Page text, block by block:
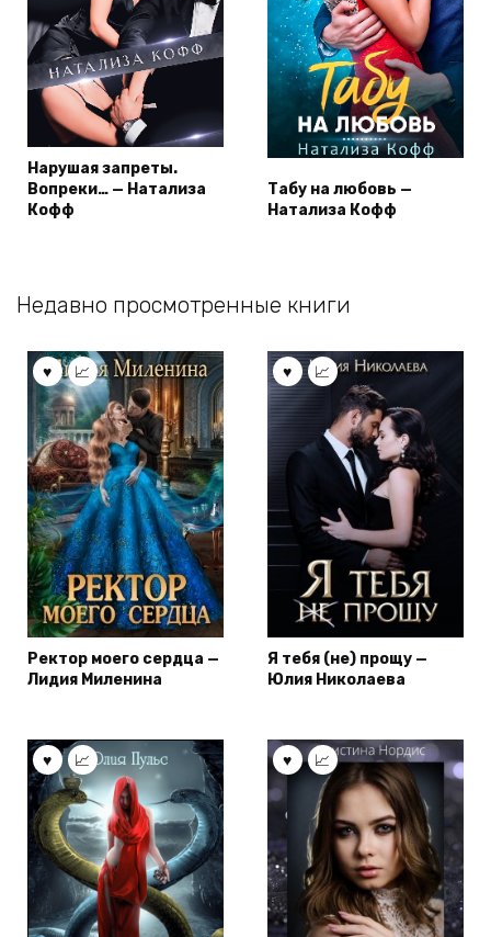
Нарушая запреты.
Вопреки… — Натализа
Кофф
Табу на любовь —
Натализа Кофф
Недавно просмотренные книги
Ректор моего сердца —
Лидия Миленина
Я тебя (не) прощу —
Юлия Николаева